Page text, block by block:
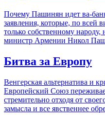
Почему Пашинян идет ва-
заявления, которые, по всей
только собственному
министр Армении Никол
Битва за Европу
Венгерская альтернатива и
Европейский Союз
стремительно отходя от
замысла и все явственнее